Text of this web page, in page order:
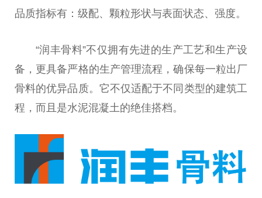
品质指标有：级配、颗粒形状与表面状态、强度。
“润丰骨料”不仅拥有先进的生产工艺和生产设
备，更具备严格的生产管理流程，确保每一粒出厂
骨料的优异品质。它不仅适配于不同类型的建筑工
程，而且是水泥混凝土的绝佳搭档。